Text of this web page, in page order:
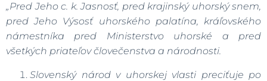
„Pred Jeho c. k. Jasnosť, pred krajinský uhorský snem,
pred Jeho Výsosť uhorského palatína, kráľovského
námestníka pred Ministerstvo uhorské a pred
všetkých priateľov človečenstva a národnosti.
Slovenský národ v uhorskej vlasti preciťuje po